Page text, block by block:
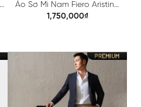
Áo Sơ Mi Nam Fiero Aristino
Business 1LS0790Z
1,750,000₫